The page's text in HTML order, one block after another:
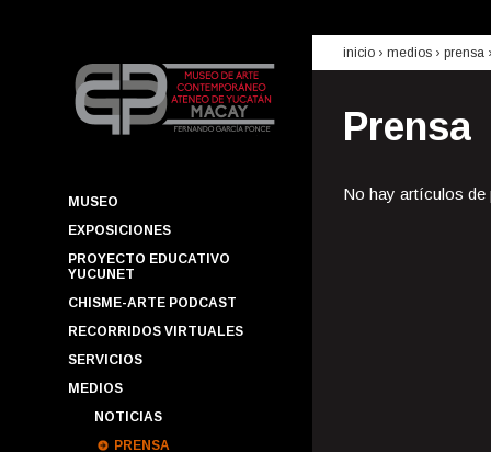
MUSEO
EXPOSICIONES
PROYECTO EDUCATIVO
YUCUNET
CHISME-ARTE PODCAST
RECORRIDOS VIRTUALES
SERVICIOS
MEDIOS
NOTICIAS
PRENSA
inicio › medios › prensa
Prensa
No hay artículos de